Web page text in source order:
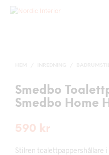
Smedbo
Smedbo Home
590 kr
Stilren toalettpappershållare